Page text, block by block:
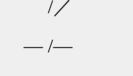
/／
― /―